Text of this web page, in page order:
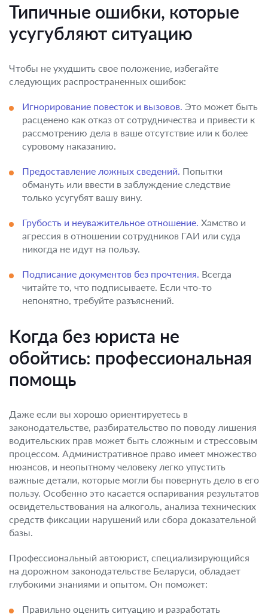
Типичные ошибки, которые
усугубляют ситуацию
Чтобы не ухудшить свое положение, избегайте
следующих распространенных ошибок:
Игнорирование повесток и вызовов. Это может быть
расценено как отказ от сотрудничества и привести к
рассмотрению дела в ваше отсутствие или к более
суровому наказанию.
Предоставление ложных сведений. Попытки
обмануть или ввести в заблуждение следствие
только усугубят вашу вину.
Грубость и неуважительное отношение. Хамство и
агрессия в отношении сотрудников ГАИ или суда
никогда не идут на пользу.
Подписание документов без прочтения. Всегда
читайте то, что подписываете. Если что-то
непонятно, требуйте разъяснений.
Когда без юриста не
обойтись: профессиональная
помощь
Даже если вы хорошо ориентируетесь в
законодательстве, разбирательство по поводу лишения
водительских прав может быть сложным и стрессовым
процессом. Административное право имеет множество
нюансов, и неопытному человеку легко упустить
важные детали, которые могли бы повернуть дело в его
пользу. Особенно это касается оспаривания результатов
освидетельствования на алкоголь, анализа технических
средств фиксации нарушений или сбора доказательной
базы.
Профессиональный автоюрист, специализирующийся
на дорожном законодательстве Беларуси, обладает
глубокими знаниями и опытом. Он поможет:
Правильно оценить ситуацию и разработать